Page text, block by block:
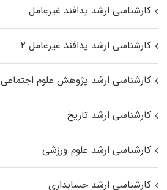
کارشناسی ارشد پدافند غیرعامل
کارشناسی ارشد پدافند غیرعامل ۲
کارشناسی ارشد پژوهش علوم اجتماعی
کارشناسی ارشد تاریخ
کارشناسی ارشد علوم ورزشی
کارشناسی ارشد حسابداری